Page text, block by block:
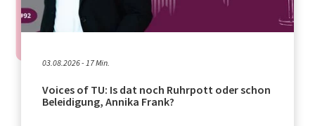
03.08.2026 - 17 Min.
Voices of TU: Is dat noch Ruhrpott oder schon
Beleidigung, Annika Frank?